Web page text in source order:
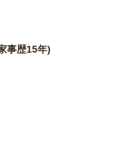
事歴15年)